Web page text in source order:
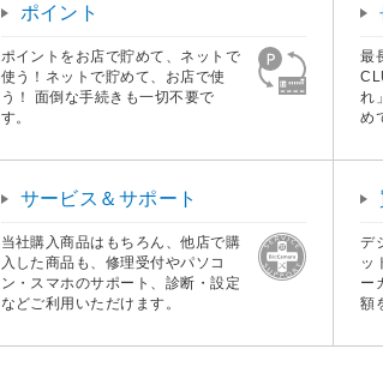
ポイント
ポイントをお店で貯めて、ネットで
使う！ネットで貯めて、お店で使
う！ 面倒な手続きも一切不要で
す。
最
れ
め
サービス＆サポート
当社購入商品はもちろん、他店で購
入した商品も、修理受付やパソコ
ン・スマホのサポート、診断・設定
などご利用いただけます。
デ
ッ
ー
額